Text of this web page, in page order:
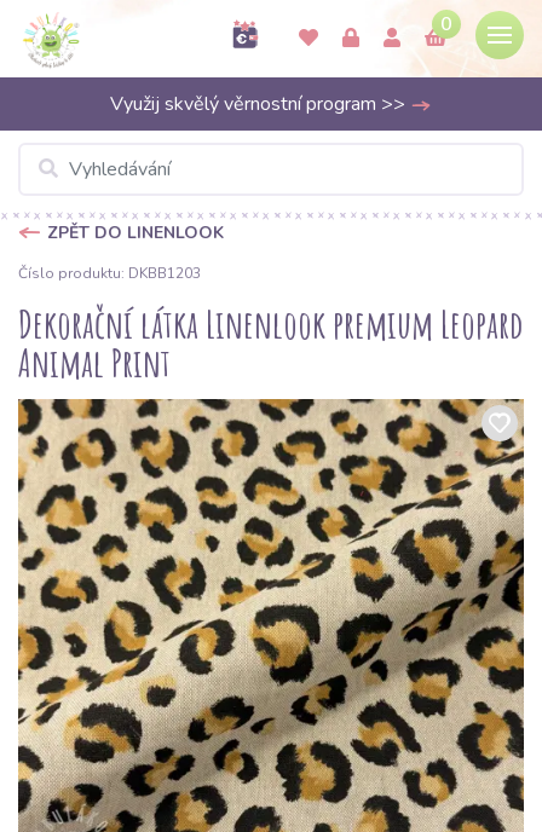
0
Využij skvělý věrnostní program >>
ZPĚT DO LINENLOOK
Číslo produktu: DKBB1203
Dekorační látka Linenlook premium Leopard
Animal Print